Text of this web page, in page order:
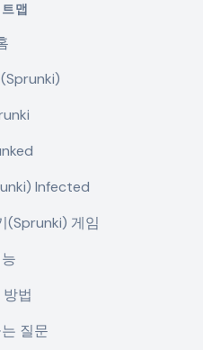
맵
Infected
(Sprunki) 게임
법
질문